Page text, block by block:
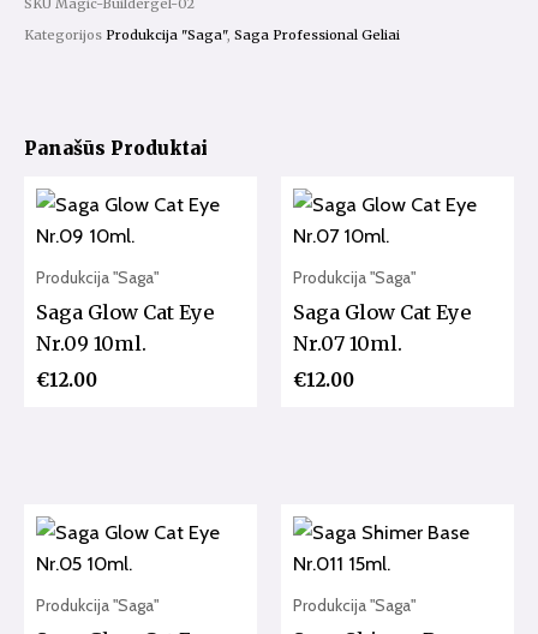
SKU Magic-Buildergel-02
Kategorijos Produkcija "Saga", Saga Professional Geliai
Panašūs Produktai
Produkcija "Saga"
Saga Glow Cat Eye
Nr.09 10ml.
€12.00
Produkcija "Saga"
Saga Glow Cat Eye
Nr.07 10ml.
€12.00
Produkcija "Saga" Produkcija "Saga"